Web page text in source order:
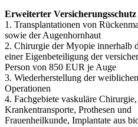
Erweiterter Versicherungsschutz
1. Transplantationen von
sowie der Augenhornhaut
2. Chirurgie der Myopie innerhalb
einer Eigenbeteiligung der
Person von 850 EUR je Auge
3. Wiederherstellung der
Operationen
4. Fachgebiete vaskuläre
Krankentransporte, Prothesen und
Frauenheilkunde, Implantate aus